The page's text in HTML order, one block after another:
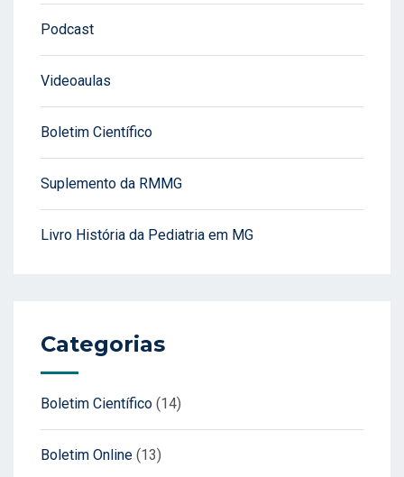
Podcast
Videoaulas
Boletim Científico
Suplemento da RMMG
Livro História da Pediatria em MG
Categorias
Boletim Científico (14)
Boletim Online (13)